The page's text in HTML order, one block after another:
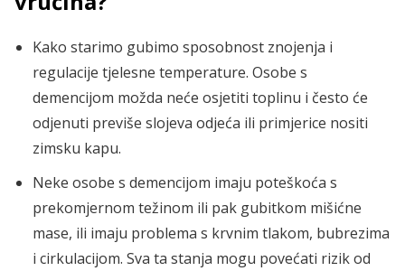
Kako starimo gubimo sposobnost znojenja i
regulacije tjelesne temperature. Osobe s
demencijom možda neće osjetiti toplinu i često će
odjenuti previše slojeva odjeća ili primjerice nositi
zimsku kapu.
Neke osobe s demencijom imaju poteškoća s
prekomjernom težinom ili pak gubitkom mišićne
mase, ili imaju problema s krvnim tlakom, bubrezima
i cirkulacijom. Sva ta stanja mogu povećati rizik od